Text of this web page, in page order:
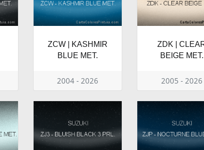
ZCW | KASHMIR
BLUE MET.
2004 - 2026
ZDK |
BEIGE MET.
2005 - 2026